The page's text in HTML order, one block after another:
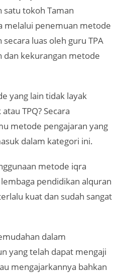
satu tokoh Taman
melalui penemuan metode
luas oleh guru TPA
dan kekurangan metode
yang lain tidak layak
TPQ? Secara
metode pengajaran yang
dalam kategori ini.
metode iqra
pendidikan alquran
kuat dan sudah sangat
dalam
yang telah dapat mengaji
mengajarkannya bahkan